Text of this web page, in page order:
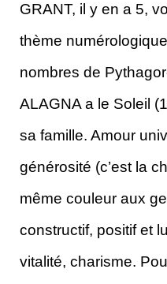
GRANT, il y en a 5,
thème
nombres de
ALAGNA a le Soleil
sa famille. Amour
générosité (c’est la
même couleur aux
constructif, positif et
vitalité, charisme.